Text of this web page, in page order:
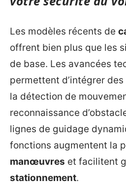
Les modèles récents de
offrent bien plus que les
de base. Les avancées
permettent d’intégrer
la détection de
reconnaissance
lignes de guidage
fonctions augmentent la
manœuvres et facilitent
stationnement.